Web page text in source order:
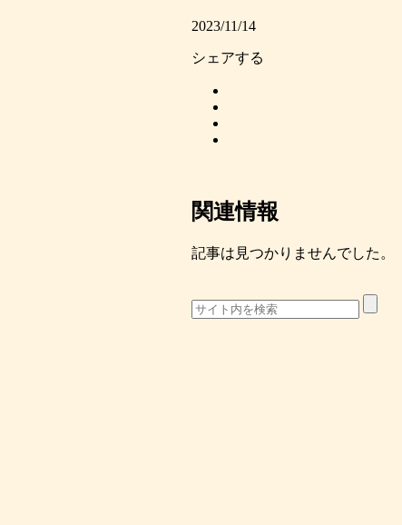
2023/11/14
シェアする
関連情報
記事は見つかりませんでした。